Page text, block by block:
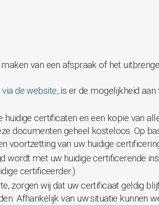
van een afspraak of het
de website, is er de mogelijkheid
huidige certificaten en een kopie van
documenten geheel kosteloos. Op
voortzetting van uw huidige
wordt met uw huidige certificerende
certificeerder.)
zorgen wij dat uw certificaat geldig
Afhankelijk van uw situatie kunnen